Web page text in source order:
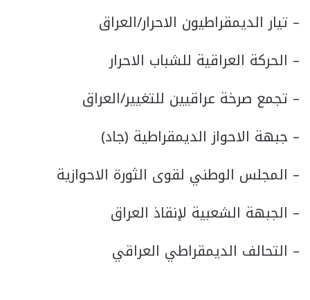
– تيار الديمقراطيون الاحرار/العراق
– الحركة العراقية للشباب الاحرار
– تجمع صرخة عراقيين للتغيير/العراق
– جبهة الاحواز الديمقراطية (جاد)
– المجلس الوطني لقوى الثورة الاحوازية
– الجبهة الشعبية لإنقاذ العراق
– التحالف الديمقراطي العراقي